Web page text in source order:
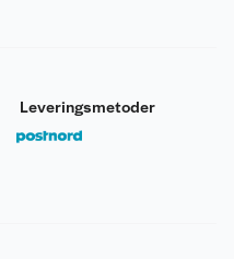
Leveringsmetoder